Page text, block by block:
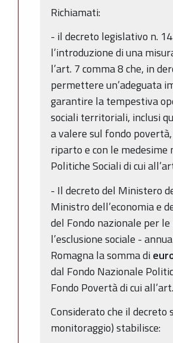
Richiamati:
- il decreto legislativo n.
l’introduzione di una
l’art. 7 comma 8 che, in
permettere un’adeguata
garantire la tempestiva
sociali territoriali, inclusi
a valere sul fondo
riparto e con le
Politiche Sociali di cui
- Il decreto del Ministero
Ministro dell’economia e
del Fondo nazionale per
l’esclusione sociale -
Romagna la somma di
dal Fondo Nazionale
Fondo Povertà di cui
Considerato che il
monitoraggio) stabilisce: